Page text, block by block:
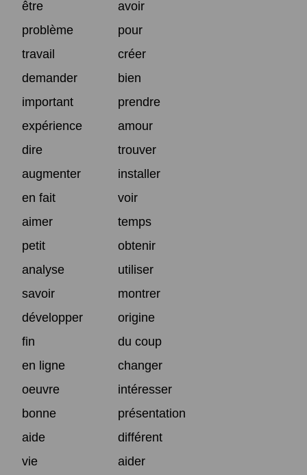
être
avoir
problème
pour
travail
créer
demander
bien
important
prendre
expérience
amour
dire
trouver
augmenter
installer
en fait
voir
aimer
temps
petit
obtenir
analyse
utiliser
savoir
montrer
développer
origine
fin
du coup
en ligne
changer
oeuvre
intéresser
bonne
présentation
aide
différent
vie
aider